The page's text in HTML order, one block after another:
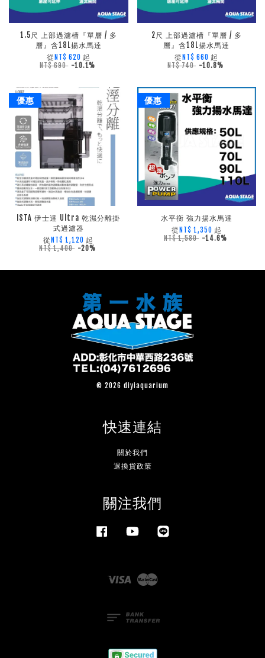
1.5尺 上部過濾槽『單層 / 多
層』含18L揚水馬達
從 NT$ 620 起
NT$ 690 -10.1%
2尺 上部過濾槽『單層 / 多
層』含18L揚水馬達
從 NT$ 660 起
NT$ 740 -10.8%
優惠
ISTA 伊士達 Ultra 乾濕分離掛
式過濾器
從 NT$ 1,120 起
NT$ 1,400 -20%
優惠
水平衡 強力揚水馬達
從 NT$ 1,350 起
NT$ 1,580 -14.6%
© 2026 diyiaquarium
快速連結
關於我們
退換貨政策
關注我們
Facebook YouTube
Visa